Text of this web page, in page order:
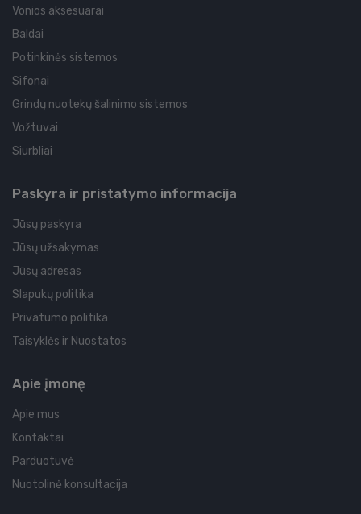
Vonios aksesuarai
Baldai
Potinkinės sistemos
Sifonai
Grindų nuotekų šalinimo sistemos
Vožtuvai
Siurbliai
Paskyra ir pristatymo informacija
Jūsų paskyra
Jūsų užsakymas
Jūsų adresas
Slapukų politika
Privatumo politika
Taisyklės ir Nuostatos
Apie įmonę
Apie mus
Kontaktai
Parduotuvė
Nuotolinė konsultacija